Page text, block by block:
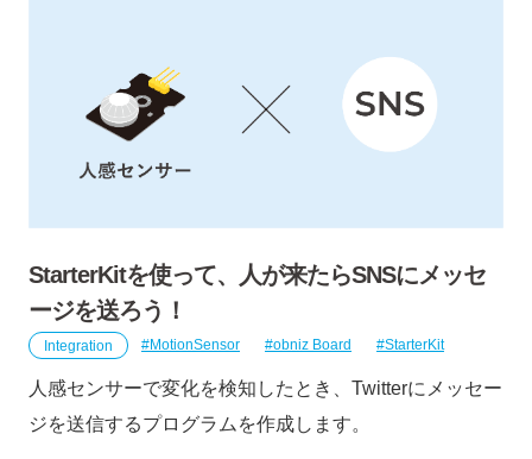
StarterKitを使って、人が来たらSNSにメッセ
ージを送ろう！
Integration MotionSensor obniz Board StarterKit
人感センサーで変化を検知したとき、Twitterにメッセー
ジを送信するプログラムを作成します。